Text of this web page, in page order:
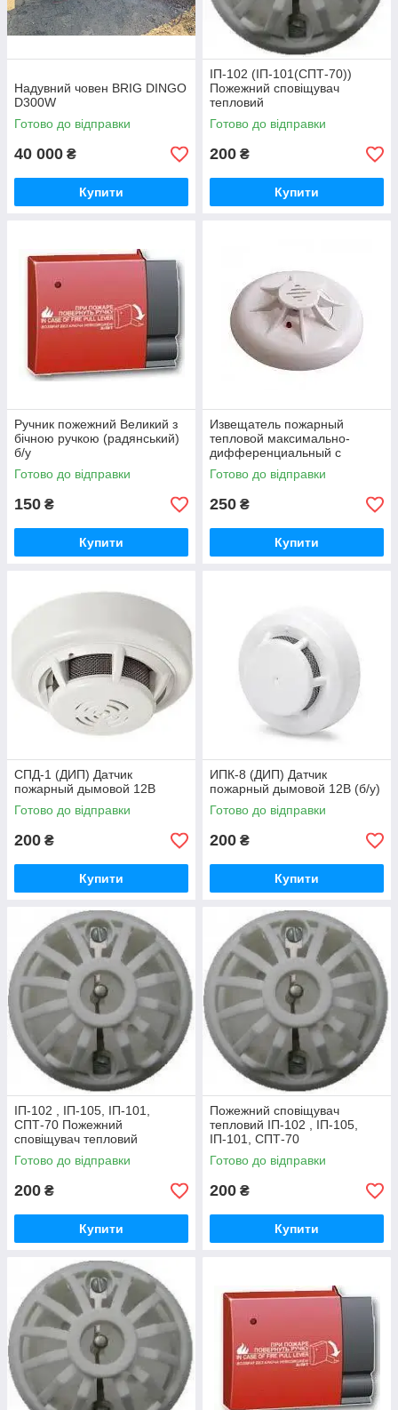
Надувний човен BRIG DINGO
D300W
Готово до відправки
40 000 ₴
Купити
ІП-102 (ІП-101(СПТ-70))
Пожежний сповіщувач
тепловий
Готово до відправки
200 ₴
Купити
Ручник пожежний Великий з
бічною ручкою (радянський)
б/у
Готово до відправки
150 ₴
Купити
Извещатель пожарный
тепловой максимально-
дифференциальный с
индикацией дежурного
режима ТПТ-4
Готово до відправки
250 ₴
Купити
CПД-1 (ДИП) Датчик
пожарный дымовой 12В
Готово до відправки
200 ₴
Купити
ИПК-8 (ДИП) Датчик
пожарный дымовой 12В (б/у)
Готово до відправки
200 ₴
Купити
ІП-102 , ІП-105, ІП-101,
СПТ-70 Пожежний
сповіщувач тепловий
Готово до відправки
200 ₴
Купити
Пожежний сповіщувач
тепловий ІП-102 , ІП-105,
ІП-101, СПТ-70
Готово до відправки
200 ₴
Купити